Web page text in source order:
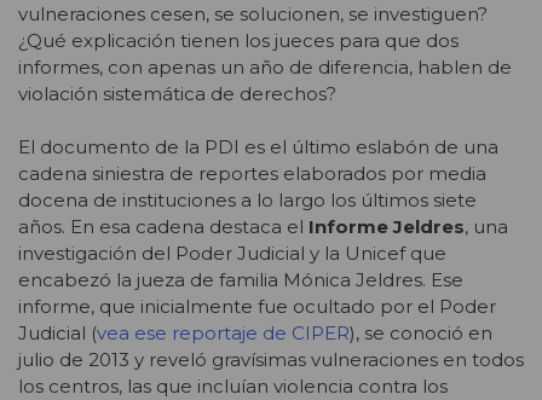
vulneraciones cesen, se solucionen, se investiguen?
¿Qué explicación tienen los jueces para que dos
informes, con apenas un año de diferencia, hablen de
violación sistemática de derechos?
El documento de la PDI es el último eslabón de una
cadena siniestra de reportes elaborados por media
docena de instituciones a lo largo los últimos siete
años. En esa cadena destaca el Informe Jeldres, una
investigación del Poder Judicial y la Unicef que
encabezó la jueza de familia Mónica Jeldres. Ese
informe, que inicialmente fue ocultado por el Poder
Judicial (vea ese reportaje de CIPER), se conoció en
julio de 2013 y reveló gravísimas vulneraciones en todos
los centros, las que incluían violencia contra los